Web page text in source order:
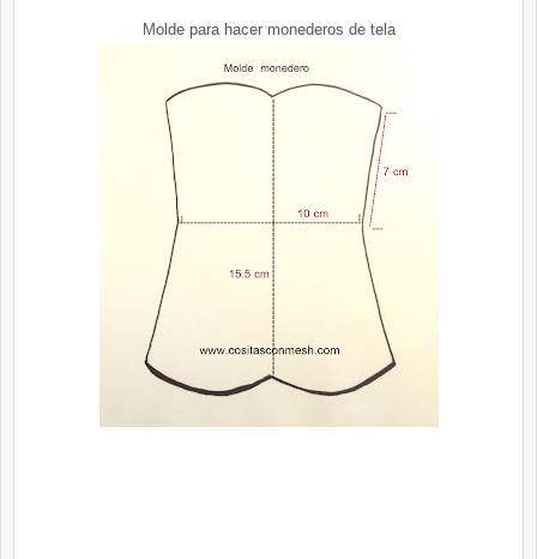
Molde para hacer monederos de tela